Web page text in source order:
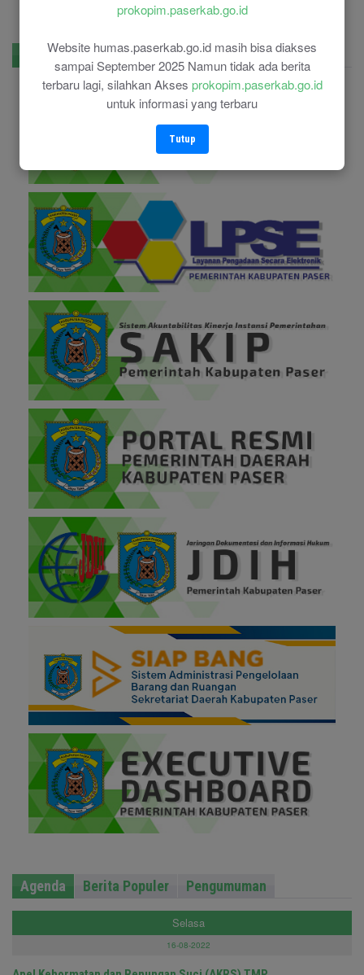
prokopim.paserkab.go.id
Website humas.paserkab.go.id masih bisa diakses
sampai September 2025 Namun tidak ada berita
terbaru lagi, silahkan Akses prokopim.paserkab.go.id
untuk informasi yang terbaru
Tutup
E-Government
Agenda Berita Populer Pengumuman
Selasa
16-08-2022